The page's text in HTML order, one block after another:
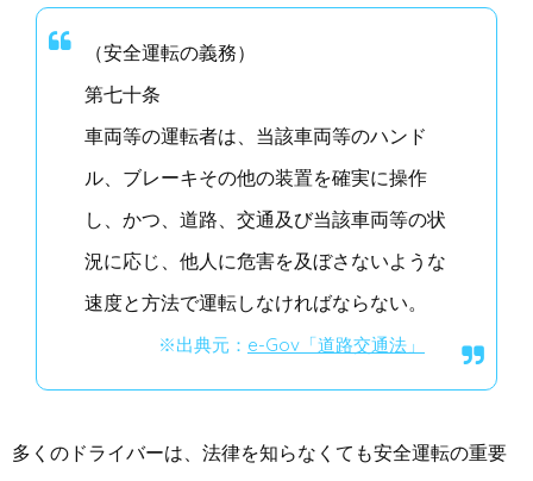
（安全運転の義務）
第七十条
車両等の運転者は、当該車両等のハンド
ル、ブレーキその他の装置を確実に操作
し、かつ、道路、交通及び当該車両等の状
況に応じ、他人に危害を及ぼさないような
速度と方法で運転しなければならない。
※出典元： e-Gov「道路交通法」
多くのドライバーは、法律を知らなくても安全運転の重要